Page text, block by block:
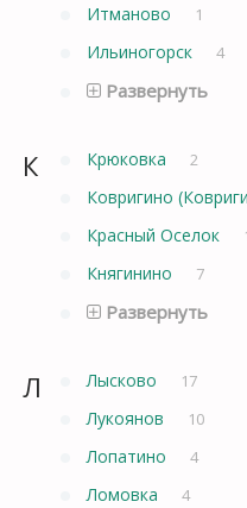
Итманово 1
Ильиногорск 4
Развернуть
К Крюковка 2
Ковригино
Красный Оселок
Княгинино 7
Развернуть
Л Лысково 17
Лукоянов 10
Лопатино 4
Ломовка 4